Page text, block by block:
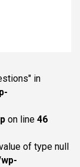
in
on line 46
of type null